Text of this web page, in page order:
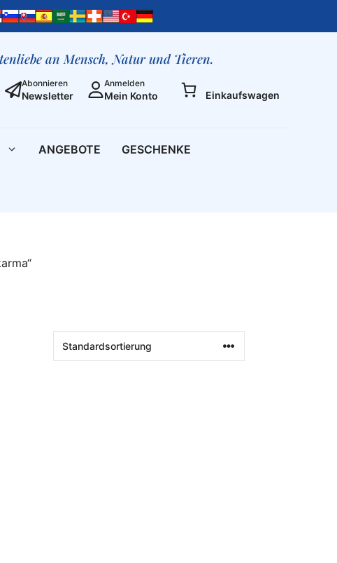
an Mensch, Natur und Tieren.
Abonnieren
Newsletter
Anmelden
Mein Konto Einkaufswagen
ANGEBOTE GESCHENKE